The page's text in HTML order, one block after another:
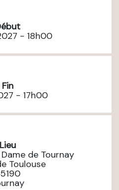
- 18h00
Fin
- 17h00
Lieu
de Tournay
Toulouse